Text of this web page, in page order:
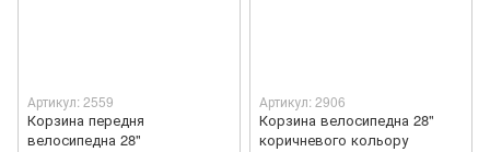
Артикул: 2559
Корзина передня
велосипедна 28"
Артикул: 2906
Корзина велосипедна 28"
коричневого кольору